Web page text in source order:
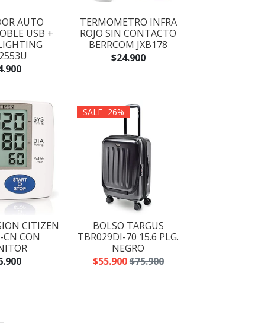
AUTO
USB +
TERMOMETRO INFRA
ROJO SIN CONTACTO
BERRCOM JXB178
$24.900
CITIZEN
CON
SALE -26%
BOLSO TARGUS
TBR029DI-70 15.6 PLG.
NEGRO
$55.900$75.900